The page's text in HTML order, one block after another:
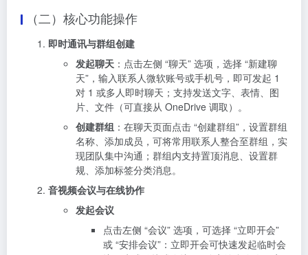
（二）核心功能操作
即时通讯与群组创建
发起聊天 ：点击左侧 “聊天” 选项，选择 “新建聊
天”，输入联系人微软账号或手机号，即可发起 1
对 1 或多人即时聊天；支持发送文字、表情、图
片、文件（可直接从 OneDrive 调取）。
创建群组 ：在聊天页面点击 “创建群组”，设置群组
名称、添加成员，可将常用联系人整合至群组，实
现团队集中沟通；群组内支持置顶消息、设置群
规、添加标签分类消息。
音视频会议与在线协作
发起会议
点击左侧 “会议” 选项，可选择 “立即开会”
或 “安排会议”：立即开会可快速发起临时会